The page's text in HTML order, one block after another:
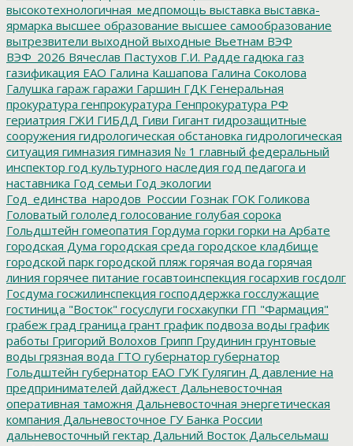
высокотехнологичная_медпомощь выставка выставка-
ярмарка высшее образование высшее самообразование
вытрезвители выходной выходные Вьетнам ВЭФ
ВЭФ_2026 Вячеслав Пастухов Г.И. Радде гадюка газ
газификация ЕАО Галина Кашапова Галина Соколова
Галушка гараж гаражи Гаршин ГДК Генеральная
прокуратура генпрокуратура Генпрокуратура РФ
гериатрия ГЖИ ГИБДД Гиви Гигант гидрозащитные
сооружения гидрологическая обстановка гидрологическая
ситуация гимназия гимназия № 1 главный федеральный
инспектор год культурного наследия год педагога и
наставника Год семьи Год экологии
Год_единства_народов_России Гознак ГОК Голикова
Головатый гололед голосование голубая сорока
Гольдштейн гомеопатия Гордума горки горки на Арбате
городская Дума городская среда городское кладбище
городской парк городской пляж горячая вода горячая
линия горячее питание госавтоинспекция госархив госдолг
Госдума госжилинспекция господдержка госслужащие
гостиница "Восток" госуслуги госхакупки ГП "Фармация"
грабеж град граница грант график подвоза воды график
работы Григорий Волохов Грипп Грудинин грунтовые
воды грязная вода ГТО губернатор губернатор
Гольдштейн губернатор ЕАО ГУК Гулягин Д давление на
предпринимателей дайджест Дальневосточная
оперативная таможня Дальневосточная энергетическая
компания Дальневосточное ГУ Банка России
дальневосточный гектар Дальний Восток Дальсельмаш